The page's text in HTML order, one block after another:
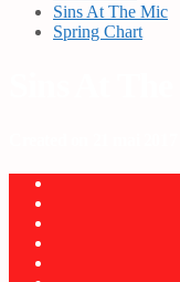
Sins At The Mic
Spring Chart